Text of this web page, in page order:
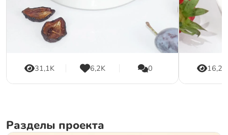
31,1K 6,2K 0 16,2K
Разделы проекта